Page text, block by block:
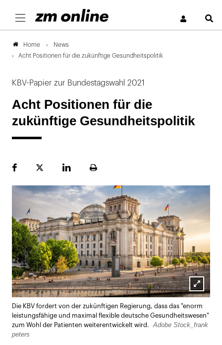
Home
News
Acht Positionen für die zukünftige Gesundheitspolitik
KBV-Papier zur Bundestagswahl 2021
Acht Positionen für die
zukünftige Gesundheitspolitik
FacebookPlattformLinekdInSeite
Lightbox
öffnen
Die KBV fordert von der zukünftigen Regierung, dass das "enorm
leistungsfähige und maximal flexible deutsche Gesundheitswesen"
zum Wohl der Patienten weiterentwickelt wird.
Adobe Stock_frank
peters